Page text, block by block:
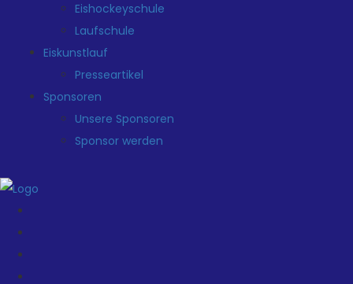
Eishockeyschule
Laufschule
Eiskunstlauf
Presseartikel
Sponsoren
Unsere Sponsoren
Sponsor werden